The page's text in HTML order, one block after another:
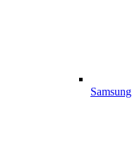
Samsung